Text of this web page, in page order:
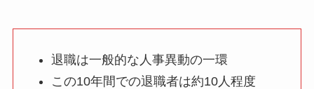
退職は一般的な人事異動の一環
この10年間での退職者は約10人程度